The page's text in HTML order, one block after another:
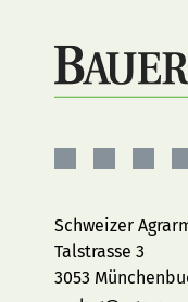
Facebook
Schweizer
Talstrasse 3
3053